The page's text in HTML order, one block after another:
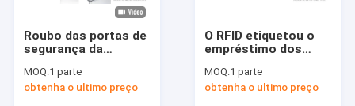
Roubo das portas de
segurança da
o anti apoia a
câmera integrada
MOQ:1 parte
obtenha o ultimo preço
O RFID etiquetou o
empréstimo dos
serviço auto do
retorno construídos
MOQ:1 parte
obtenha o ultimo preço